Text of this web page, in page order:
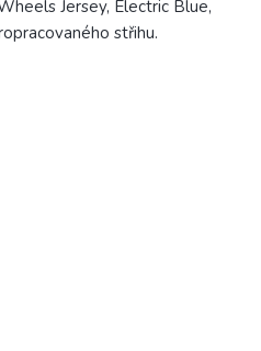
Jersey, Electric Blue,
střihu.